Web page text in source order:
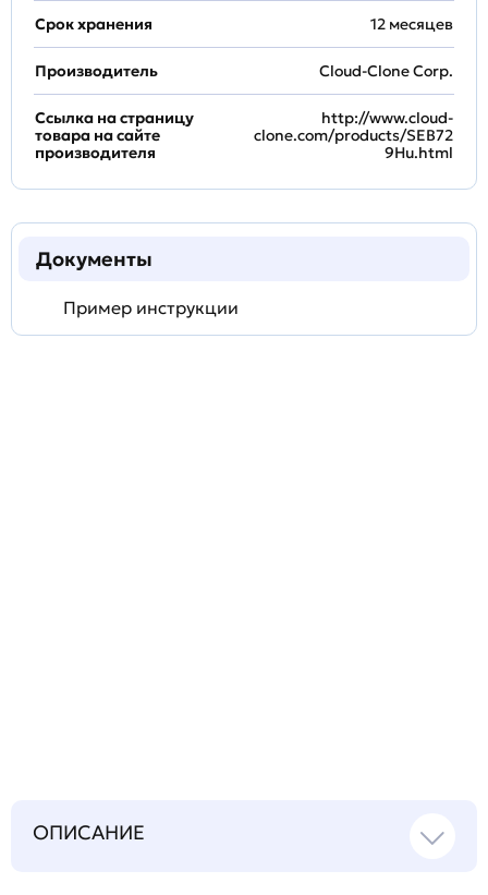
Срок хранения 12 месяцев
Производитель Cloud-Clone Corp.
Ссылка на страницу
товара на сайте
производителя
http://www.cloud-
clone.com/products/SEB72
9Hu.html
Документы
Пример инструкции
ОПИСАНИЕ